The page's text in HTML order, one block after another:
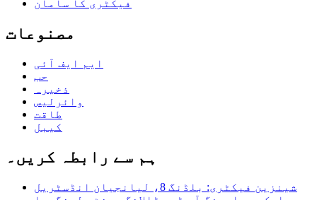
فیکٹری کا سامان
مصنوعات
ایم ایف آئی
حب
ذخیرہ
وائرلیس
طاقت
کیبل
ہم سے رابطہ کریں۔
شینزین فیکٹری: بلڈنگ 8، لیانجیان انڈسٹریل